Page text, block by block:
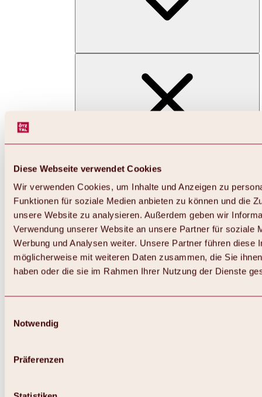
Diese Webseite verwendet Cookies
Wir verwenden Cookies, um Inhalte und Anzeigen zu
Funktionen für soziale Medien anbieten zu können und die
unsere Website zu analysieren. Außerdem geben wir
Verwendung unserer Website an unsere Partner für soziale
Werbung und Analysen weiter. Unsere Partner führen diese
möglicherweise mit weiteren Daten zusammen, die Sie
haben oder die sie im Rahmen Ihrer Nutzung der Dienste
Notwendig
Präferenzen